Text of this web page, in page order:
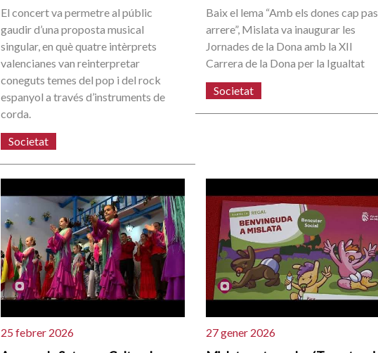
El concert va permetre al públic
gaudir d’una proposta musical
singular, en què quatre intèrprets
valencianes van reinterpretar
coneguts temes del pop i del rock
espanyol a través d’instruments de
corda.
Societat
Baix el lema “Amb els dones cap pas
arrere”, Mislata va inaugurar les
Jornades de la Dona amb la XII
Carrera de la Dona per la Igualtat
Societat
25 febrer 2026 27 gener 2026